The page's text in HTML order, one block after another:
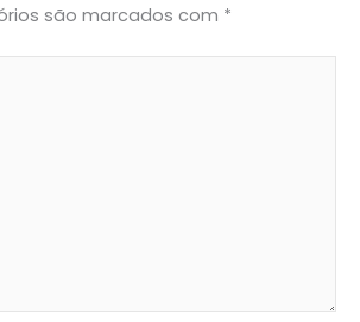
são marcados com *